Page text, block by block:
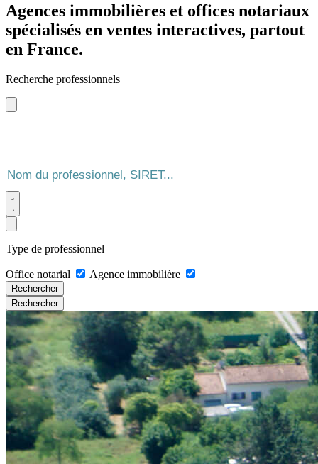
Agences immobilières et offices notariaux
spécialisés en ventes interactives, partout
en France.
Recherche professionnels
Type de professionnel
Office notarial Agence immobilière
Rechercher
Rechercher